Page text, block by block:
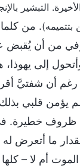
التبشير
بتتميمه). من
من أن يُقبض
إلى يهوذا،
رغم أن شفتيَّ
لم يؤمن قلبي
ظروف خطيرة. في
ما أتعرض
أم لا –